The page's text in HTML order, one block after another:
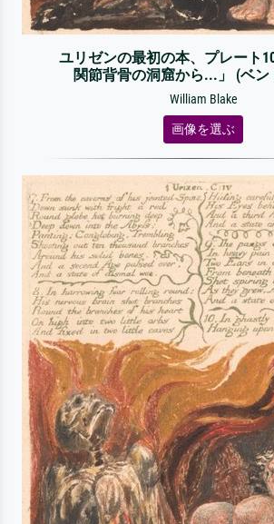
ユリゼンの最初の本、プレート
関節背骨の洞窟から...」 (ベン
William Blake
画像を選ぶ